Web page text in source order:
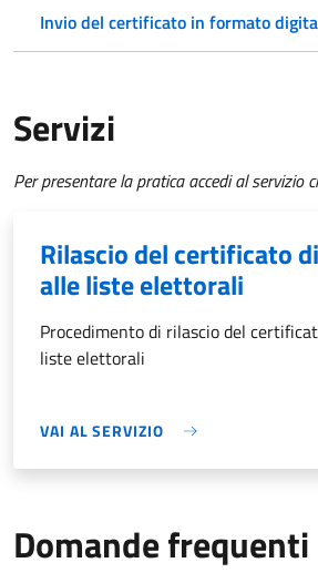
Invio del certificato in formato
Servizi
Per presentare la pratica accedi al servizio
Rilascio del certificato
alle liste elettorali
Procedimento di rilascio del
liste elettorali
VAI AL SERVIZIO
Domande frequenti